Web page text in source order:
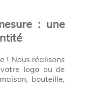
: une
! Nous réalisons
logo ou de
bouteille,